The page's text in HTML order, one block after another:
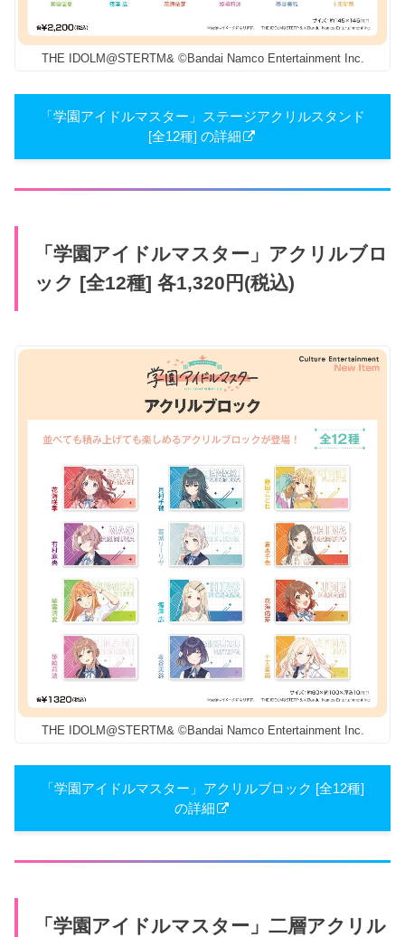
THE IDOLM@STERTM& ©Bandai Namco Entertainment Inc.
「学園アイドルマスター」ステージアクリルスタンド
[全12種] の詳細
「学園アイドルマスター」アクリルブロ
ック [全12種] 各1,320円(税込)
THE IDOLM@STERTM& ©Bandai Namco Entertainment Inc.
「学園アイドルマスター」アクリルブロック [全12種]
の詳細
「学園アイドルマスター」二層アクリル